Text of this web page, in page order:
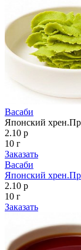
Васаби
Японский
2.10 р
10 г
Заказать
Васаби
Японский
2.10 р
10 г
Заказать